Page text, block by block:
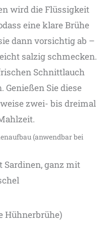
wird die Flüssigkeit
eine klare Brühe
dann vorsichtig ab –
salzig schmecken.
Schnittlauch
Sie diese
zwei- bis dreimal
(anwendbar bei
Sardinen, ganz mit
Hühnerbrühe)